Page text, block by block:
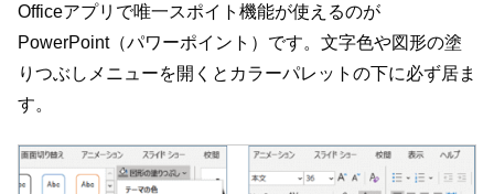
Officeアプリで唯一スポイト機能が使えるのが
PowerPoint（パワーポイント）です。文字色や図形の塗
りつぶしメニューを開くとカラーパレットの下に必ず居ま
す。